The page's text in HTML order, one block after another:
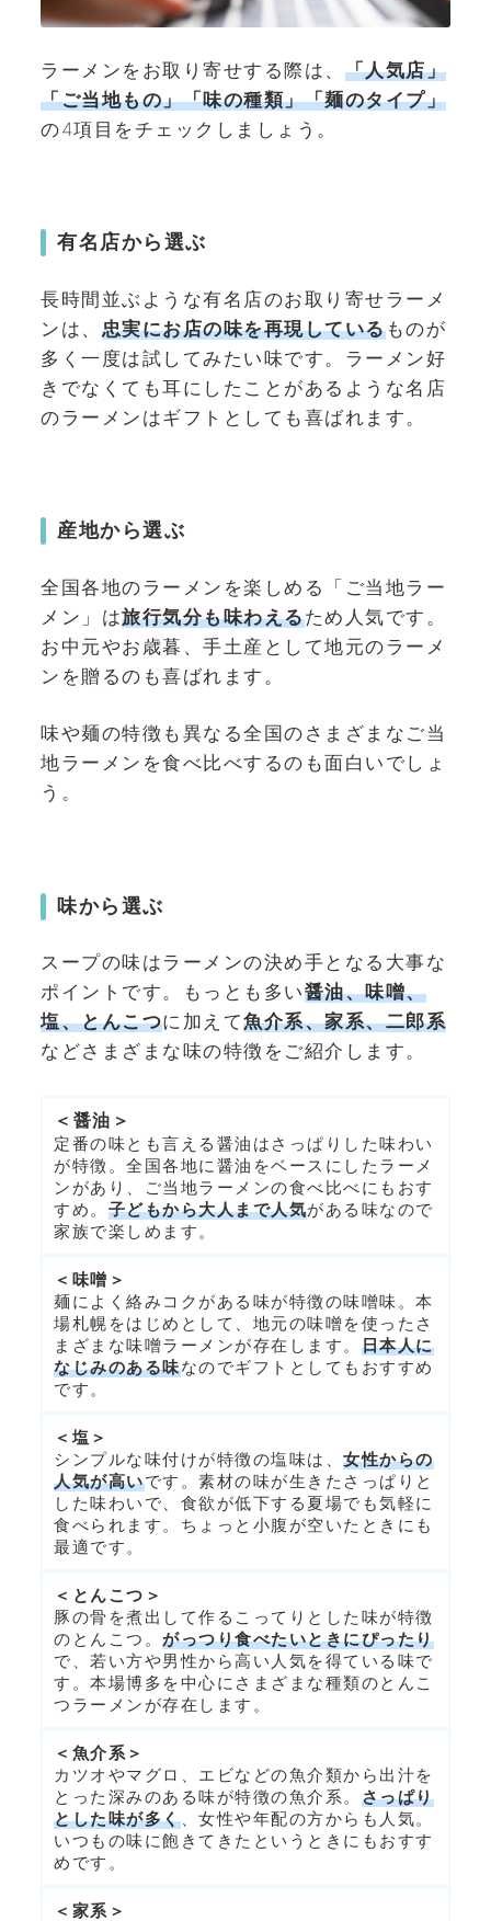
ラーメンをお取り寄せする際は、 「人気店」
「ご当地もの」「味の種類」「麺のタイプ」
の4項目をチェックしましょう。
有名店から選ぶ
長時間並ぶような有名店のお取り寄せラーメ
ンは、 忠実にお店の味を再現しているものが
多く一度は試してみたい味です。ラーメン好
きでなくても耳にしたことがあるような名店
のラーメンはギフトとしても喜ばれます。
産地から選ぶ
全国各地のラーメンを楽しめる「ご当地ラー
メン」は旅行気分も味わえるため人気です。
お中元やお歳暮、手土産として地元のラーメ
ンを贈るのも喜ばれます。
味や麺の特徴も異なる全国のさまざまなご当
地ラーメンを食べ比べするのも面白いでしょ
う。
味から選ぶ
スープの味はラーメンの決め手となる大事な
ポイントです。もっとも多い醤油、味噌、
塩、とんこつに加えて魚介系、家系、二郎系
などさまざまな味の特徴をご紹介します。
＜醤油＞
定番の味とも言える醤油はさっぱりした味わい
が特徴。全国各地に醤油をベースにしたラーメ
ンがあり、ご当地ラーメンの食べ比べにもおす
すめ。 子どもから大人まで人気がある味なので
家族で楽しめます。
＜味噌＞
麺によく絡みコクがある味が特徴の味噌味。本
場札幌をはじめとして、地元の味噌を使ったさ
まざまな味噌ラーメンが存在します。 日本人に
なじみのある味なのでギフトとしてもおすすめ
です。
＜塩＞
シンプルな味付けが特徴の塩味は、 女性からの
人気が高いです。素材の味が生きたさっぱりと
した味わいで、食欲が低下する夏場でも気軽に
食べられます。ちょっと小腹が空いたときにも
最適です。
＜とんこつ＞
豚の骨を煮出して作るこってりとした味が特徴
のとんこつ。 がっつり食べたいときにぴったり
で、若い方や男性から高い人気を得ている味で
す。本場博多を中心にさまざまな種類のとんこ
つラーメンが存在します。
＜魚介系＞
カツオやマグロ、エビなどの魚介類から出汁を
とった深みのある味が特徴の魚介系。 さっぱり
とした味が多く、女性や年配の方からも人気。
いつもの味に飽きてきたというときにもおすす
めです。
＜家系＞